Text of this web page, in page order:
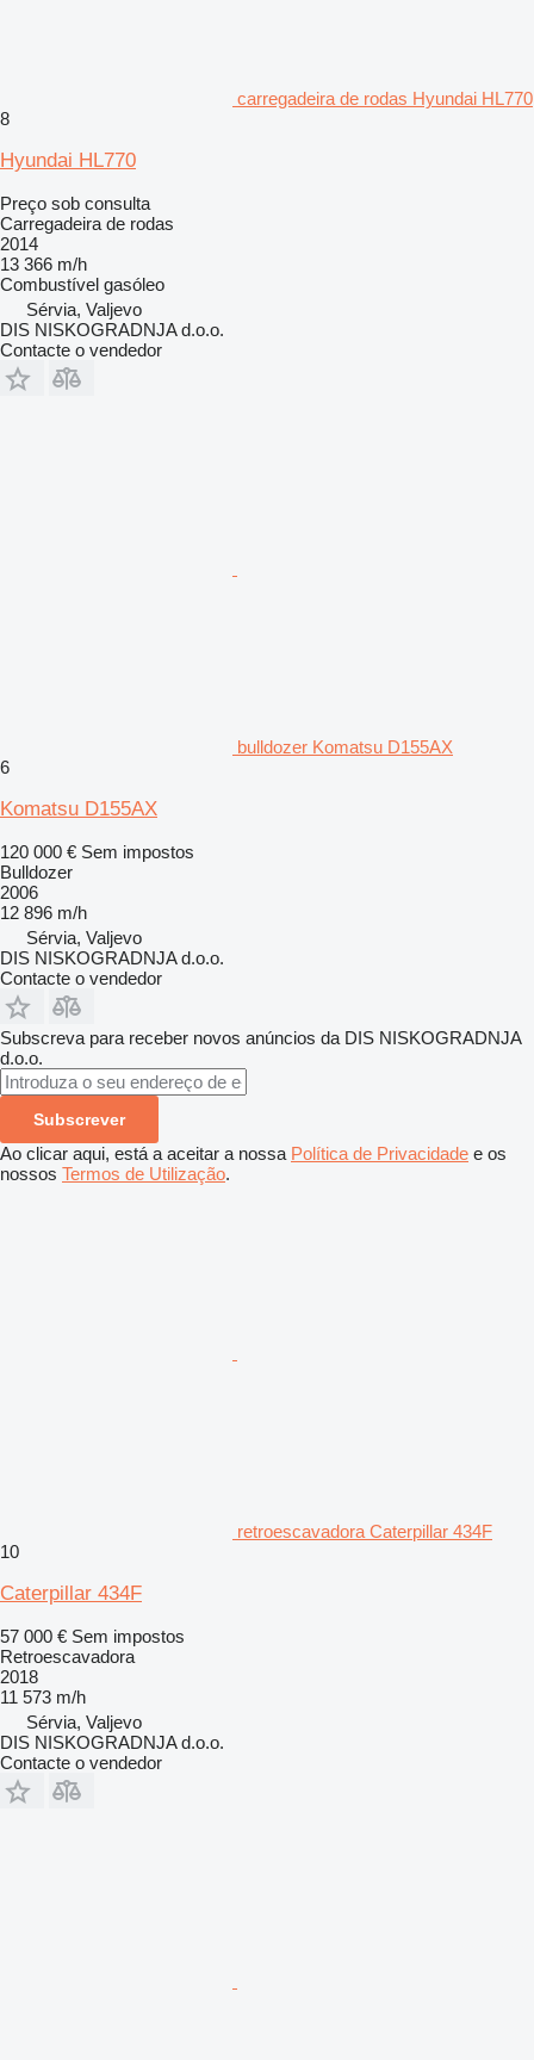
carregadeira de rodas Hyundai HL770
8
Hyundai HL770
Preço sob consulta
Carregadeira de rodas
2014
13 366 m/h
Combustível gasóleo
Sérvia, Valjevo
DIS NISKOGRADNJA d.o.o.
Contacte o vendedor
bulldozer Komatsu D155AX
6
Komatsu D155AX
120 000 € Sem impostos
Bulldozer
2006
12 896 m/h
Sérvia, Valjevo
DIS NISKOGRADNJA d.o.o.
Contacte o vendedor
Subscreva para receber novos anúncios da DIS NISKOGRADNJA
d.o.o.
Subscrever
Ao clicar aqui, está a aceitar a nossa Política de Privacidade e os
nossos Termos de Utilização.
retroescavadora Caterpillar 434F
10
Caterpillar 434F
57 000 € Sem impostos
Retroescavadora
2018
11 573 m/h
Sérvia, Valjevo
DIS NISKOGRADNJA d.o.o.
Contacte o vendedor